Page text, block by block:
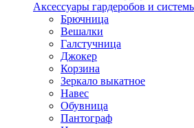
Аксессуары гардеробов и
Брючница
Вешалки
Галстучница
Джокер
Корзина
Зеркало выкатное
Навес
Обувница
Пантограф